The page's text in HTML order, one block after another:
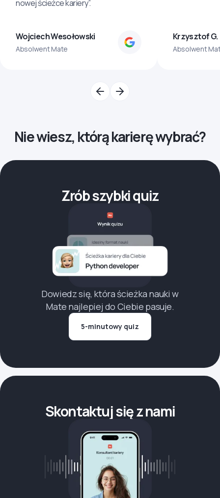
nowej ścieżce kariery”.
Wojciech Wesołowski
Absolwent Mate
Krzysztof G.
Absolwent
Nie wiesz, którą karierę wybrać?
Zrób szybki quiz
Dowiedz się, która ścieżka nauki w
Mate najlepiej do Ciebie pasuje.
5-minutowy quiz
Skontaktuj się z nami